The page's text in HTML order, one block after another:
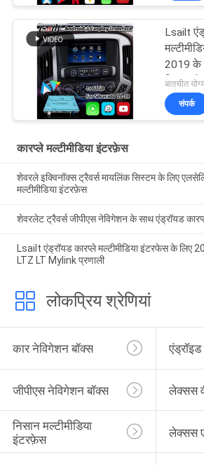
Lsailt
2019 के
माइलिंक
बातचीत
संपर्क
कारप्ले मल्टीमीडिया इंटरफ़ेस
शेवरले इक्विनॉक्स ट्रैवर्स मायलिंक सिस्टम के लिए
मल्टीमीडिया इंटरफ़ेस
शेवरलेट ट्रैवर्स जीपीएस नेविगेशन के साथ एंड्रॉयड
Lsailt एंड्रॉयड कारप्ले मल्टीमीडिया इंटरफेस के लिए
LTZ LT Mylink प्रणाली
लोकप्रिय श्रेणियां
कार नेविगेशन बॉक्स
जीपीएस नेविगेशन बॉक्स लेक्सस
निसान मल्टीमीडिया
इंटरफ़ेस
लेक्सस